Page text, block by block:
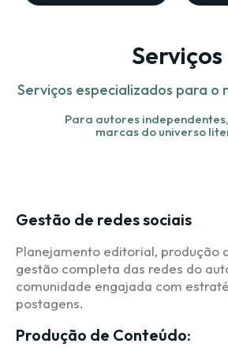
Serviços
Serviços especializados para o
Para autores
marcas do universo
Gestão de redes sociais
Planejamento editorial, produção
gestão completa das redes do
comunidade engajada com
postagens.
Produção de Conteúdo: